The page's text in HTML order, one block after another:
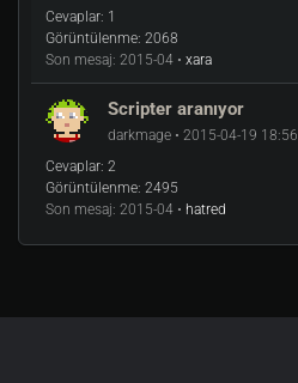
Cevaplar: 1
Görüntülenme: 2068
Son mesaj: 2015-04 • xara
Scripter aranıyor
darkmage • 2015-04-19 18:56
Cevaplar: 2
Görüntülenme: 2495
Son mesaj: 2015-04 • hatred